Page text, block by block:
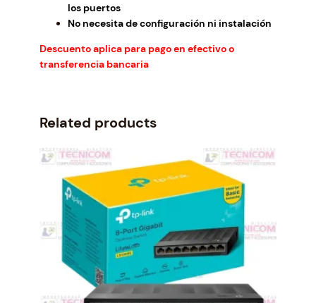
los puertos
No necesita de configuración ni instalación
Descuento aplica para pago en efectivo o
transferencia bancaria
Related products